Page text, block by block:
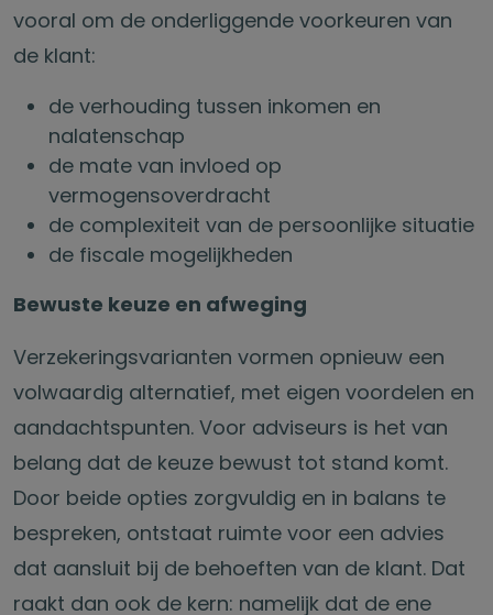
vooral om de onderliggende voorkeuren van
de klant:
de verhouding tussen inkomen en
nalatenschap
de mate van invloed op
vermogensoverdracht
de complexiteit van de persoonlijke situatie
de fiscale mogelijkheden
Bewuste keuze en afweging
Verzekeringsvarianten vormen opnieuw een
volwaardig alternatief, met eigen voordelen en
aandachtspunten. Voor adviseurs is het van
belang dat de keuze bewust tot stand komt.
Door beide opties zorgvuldig en in balans te
bespreken, ontstaat ruimte voor een advies
dat aansluit bij de behoeften van de klant. Dat
raakt dan ook de kern: namelijk dat de ene